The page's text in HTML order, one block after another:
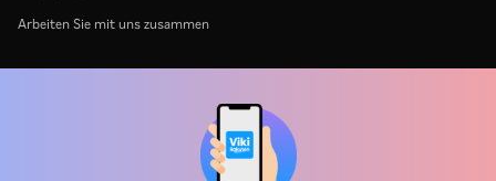
Arbeiten Sie mit uns zusammen